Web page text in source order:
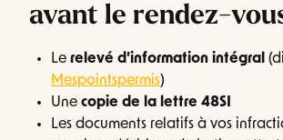
avant le rendez-
Le relevé d’information intégral
Mespointspermis)
Une copie de la lettre 48SI
Les documents relatifs à vos